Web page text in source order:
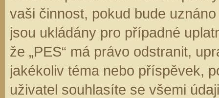
vaši činnost, pokud bude
jsou ukládány pro případné
že „PES“ má právo odstranit,
jakékoliv téma nebo příspěvek,
uživatel souhlasíte se všemi